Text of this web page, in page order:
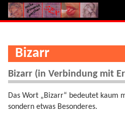
Bizarr
Bizarr (in Verbindung mit
Das Wort „Bizarr“ bedeutet kaum
sondern etwas Besonderes.